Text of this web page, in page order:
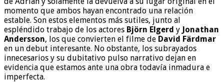
momento que ambos hayan encontrado una relación
estable. Son estos elementos más sutiles, junto al
espléndido trabajo de los actores Björn Elgerd y Jonathan
Andersson, los que convierten el filme de David Färdmar
en un debut interesante. No obstante, los subrayados
innecesarios y su dubitativo pulso narrativo dejan en
evidencia que estamos ante una obra todavía inmadura e
imperfecta.